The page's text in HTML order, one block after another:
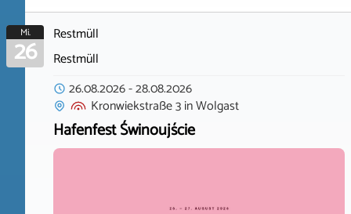
Mi.
26
Restmüll
Restmüll
26.08.2026-28.08.2026
Kronwiekstraße 3inWolgast
Hafenfest Świnoujście